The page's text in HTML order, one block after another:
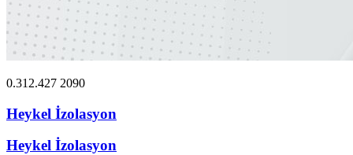
0.312.427 2090
Heykel İzolasyon
Heykel İzolasyon